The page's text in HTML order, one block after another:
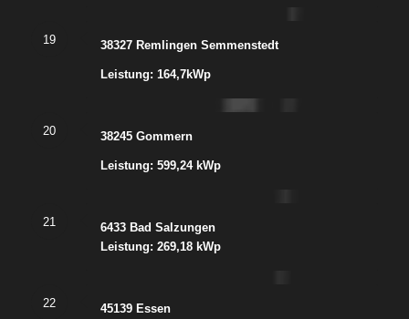
19 38327 Remlingen Semmenstedt
Leistung: 164,7kWp
20 38245 Gommern
Leistung: 599,24 kWp
21
6433 Bad Salzungen
Leistung: 269,18 kWp
22 45139 Essen